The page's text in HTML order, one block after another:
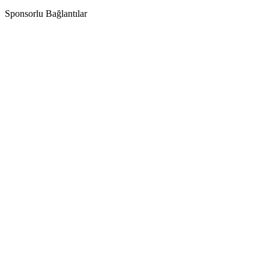
Sponsorlu Bağlantılar